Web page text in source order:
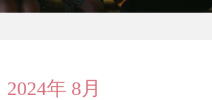
2024年 8月